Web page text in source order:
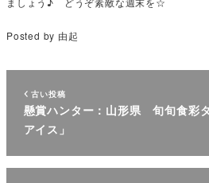
Posted by 由起
古い投稿
懸賞ハンター：山形県 旬旬食彩
アイス」